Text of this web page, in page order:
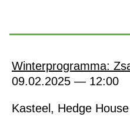
Winterprogramma:
09.02.2025 — 12:00
Kasteel, Hedge House